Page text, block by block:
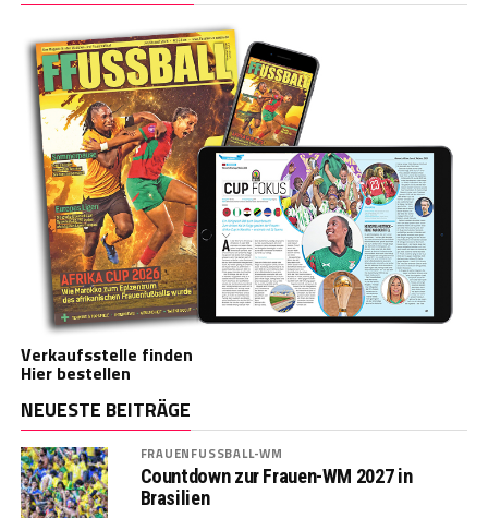
Verkaufsstelle finden
Hier bestellen
NEUESTE BEITRÄGE
FRAUENFUSSBALL-WM
Countdown zur Frauen-WM 2027 in
Brasilien